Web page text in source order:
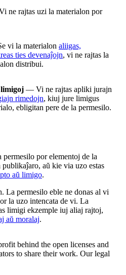
ne rajtas uzi la materialon por
vi la materialon aliigas,
ties devenaĵojn, vi ne rajtas la
distribui.
— Vi ne rajtas apliki jurajn
rimedojn, kiuj jure limigus
ebligitan pere de la permesilo.
por elementoj de la
aŭ kie via uzo estas
aŭ limigo.
La permesilo eble ne donas al vi
la uzo intencata de vi. La
limigi ekzemple iuj aliaj rajtoj,
aŭ moralaj.
behind the open licenses and
to share their work. Our legal